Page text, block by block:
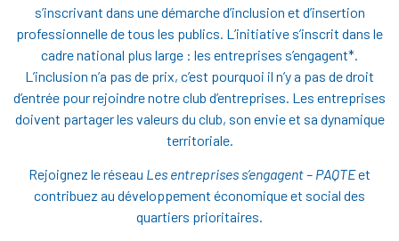
s’inscrivant dans une démarche d’inclusion et d’insertion
professionnelle de tous les publics. L’initiative s’inscrit dans le
cadre national plus large : les entreprises s’engagent*.
L’inclusion n’a pas de prix, c’est pourquoi il n’y a pas de droit
d’entrée pour rejoindre notre club d’entreprises. Les entreprises
doivent partager les valeurs du club, son envie et sa dynamique
territoriale.
Rejoignez le réseau Les entreprises s’engagent – PAQTEet
contribuez au développement économique et social des
quartiers prioritaires.